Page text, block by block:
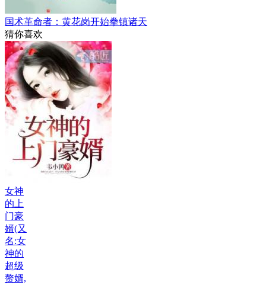
国术革命者：黄花岗开始拳镇诸天
猜你喜欢
女神
的上
门豪
婿(又
名:女
神的
超级
赘婿,